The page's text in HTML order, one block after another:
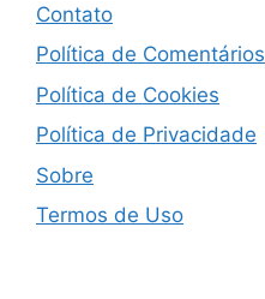
Contato
Política de Comentários
Política de Cookies
Política de Privacidade
Sobre
Termos de Uso